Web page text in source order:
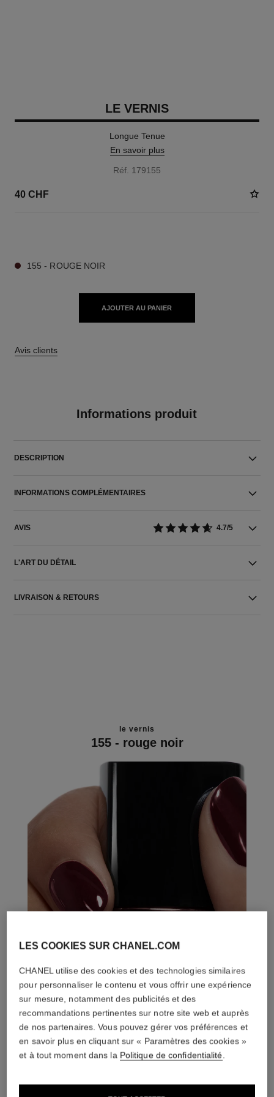
LE VERNIS
Longue Tenue
En savoir plus
Réf. 179155
40 CHF
155 - ROUGE NOIR
AJOUTER AU PANIER
Avis clients
Informations produit
DESCRIPTION
INFORMATIONS COMPLÉMENTAIRES
AVIS 4.7/5
L'ART DU DÉTAIL
LIVRAISON & RETOURS
le vernis
155 - rouge noir
LES COOKIES SUR CHANEL.COM
CHANEL utilise des cookies et des technologies similaires
pour personnaliser le contenu et vous offrir une expérience
sur mesure, notamment des publicités et des
recommandations pertinentes sur notre site web et auprès
de nos partenaires. Vous pouvez gérer vos préférences et
en savoir plus en cliquant sur « Paramètres des cookies »
et à tout moment dans la Politique de confidentialité.